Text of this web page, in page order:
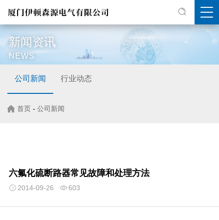
新闻资讯
NEWS
公司新闻 行业动态
首页 - 公司新闻
六氟化硫断路器常见故障和处理方法
2014-09-26 603